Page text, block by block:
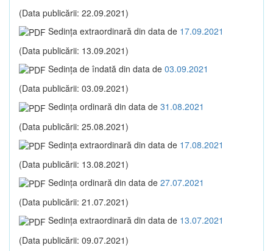
(Data publicării: 22.09.2021)
Sedinţa extraordinară din data de 17.09.2021
(Data publicării: 13.09.2021)
Sedinţa de îndată din data de 03.09.2021
(Data publicării: 03.09.2021)
Sedinţa ordinară din data de 31.08.2021
(Data publicării: 25.08.2021)
Sedinţa extraordinară din data de 17.08.2021
(Data publicării: 13.08.2021)
Sedinţa ordinară din data de 27.07.2021
(Data publicării: 21.07.2021)
Sedinţa extraordinară din data de 13.07.2021
(Data publicării: 09.07.2021)